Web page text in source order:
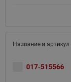
017-515566